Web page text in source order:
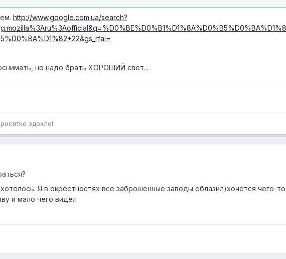
http://www.google.com.ua/search?
но надо брать ХОРОШИЙ свет...
здохло!
Я в окрестностях все заброшенные заводы облазил)хочется чего-
и мало чего видел